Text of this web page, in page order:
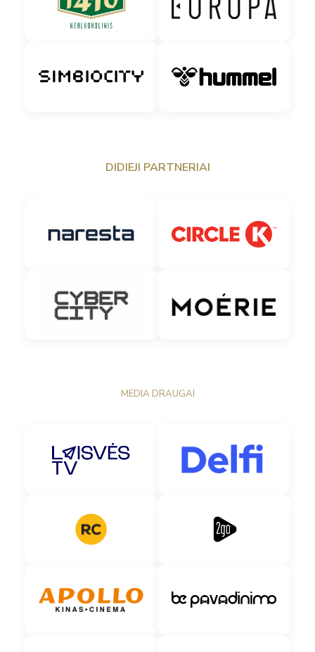
DIDIEJI PARTNERIAI
MEDIA DRAUGAI